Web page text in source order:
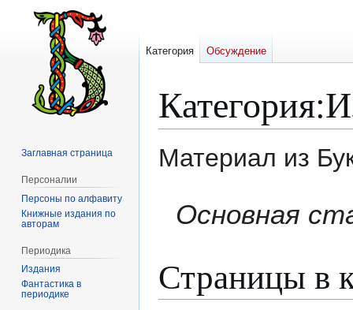
Категория:
Материал из
Основная
Страницы в
Категория Обсуждение
Заглавная страница
Персоналии
Персоны по алфавиту
Книжные издания по
авторам
Периодика
Издания
Фантастика в
периодике